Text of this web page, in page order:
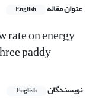
عنوان مقاله English
rate on energy
paddy
نویسندگان English